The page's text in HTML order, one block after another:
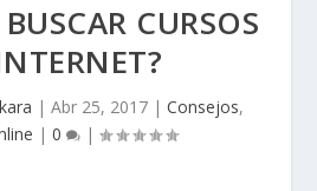
CURSOS
| Abr 25, 2017 | Consejos,
| 0 |